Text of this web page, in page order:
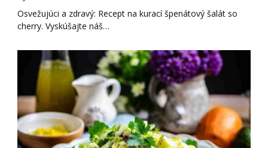
Osvežujúci a zdravý: Recept na kurací špenátový šalát so
cherry. Vyskúšajte náš…